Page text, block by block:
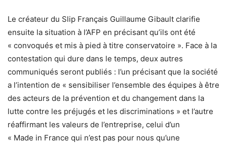
Le créateur du Slip Français Guillaume Gibault clarifie
ensuite la situation à l’AFP en précisant qu’ils ont été
« convoqués et mis à pied à titre conservatoire ». Face à la
contestation qui dure dans le temps, deux autres
communiqués seront publiés : l’un précisant que la société
a l’intention de « sensibiliser l’ensemble des équipes à être
des acteurs de la prévention et du changement dans la
lutte contre les préjugés et les discriminations » et l’autre
réaffirmant les valeurs de l’entreprise, celui d’un
« Made in France qui n’est pas pour nous qu’une